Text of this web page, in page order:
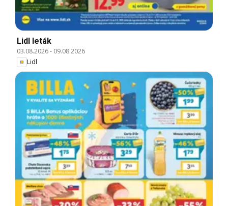
Lidl leták
03.08.2026- 09.08.2026
Lidl